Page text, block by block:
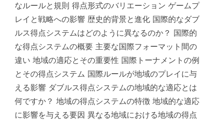
なルールと規則 得点形式のバリエーション ゲームプ
レイと戦略への影響 歴史的背景と進化 国際的なダブ
ルス得点システムはどのように異なるのか？ 国際的
な得点システムの概要 主要な国際フォーマット間の
違い 地域の適応とその重要性 国際トーナメントの例
とその得点システム 国際ルールが地域のプレイに与
える影響 ダブルス得点システムの地域的な適応とは
何ですか？ 地域の得点システムの特徴 地域的な適応
に影響を与える要因 異なる地域における地域の得点